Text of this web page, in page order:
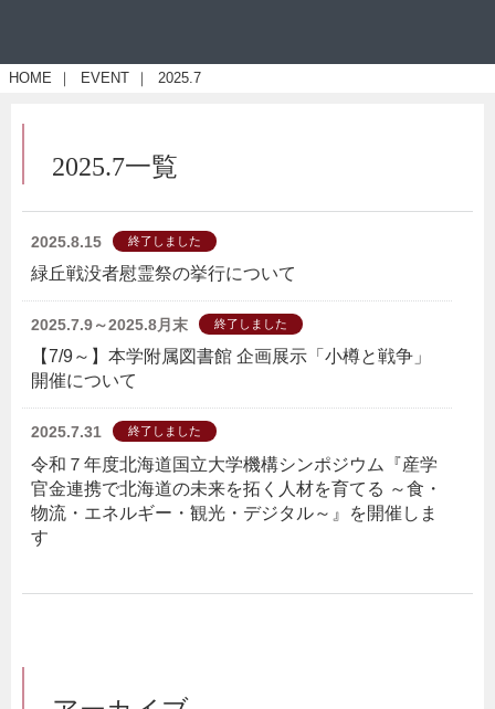
HOME ｜ EVENT ｜ 2025.7
2025.7一覧
2025.8.15 終了しました
緑丘戦没者慰霊祭の挙行について
2025.7.9～2025.8月末 終了しました
【7/9～】本学附属図書館 企画展示「小樽と戦争」
開催について
2025.7.31 終了しました
令和７年度北海道国立大学機構シンポジウム『産学
官金連携で北海道の未来を拓く人材を育てる ～食・
物流・エネルギー・観光・デジタル～』を開催しま
す